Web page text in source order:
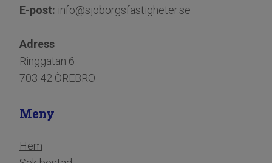
E-post: info@sjoborgsfastigheter.se
Adress
Ringgatan 6
703 42 ÖREBRO
Meny
Hem